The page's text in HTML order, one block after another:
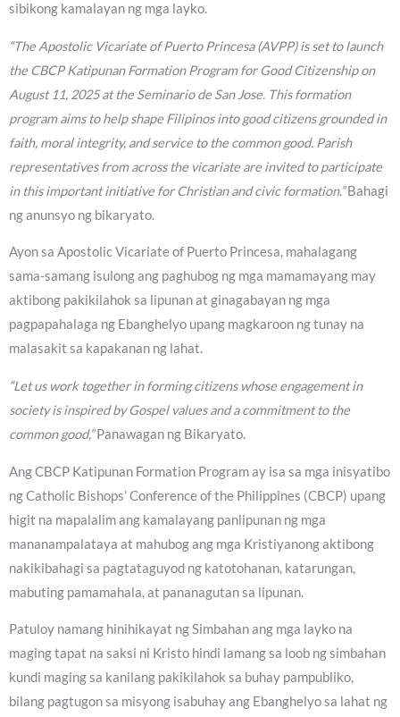
sibikong kamalayan ng mga layko.
“The Apostolic Vicariate of Puerto Princesa (AVPP) is set to launch
the CBCP Katipunan Formation Program for Good Citizenship on
August 11, 2025 at the Seminario de San Jose. This formation
program aims to help shape Filipinos into good citizens grounded in
faith, moral integrity, and service to the common good. Parish
representatives from across the vicariate are invited to participate
in this important initiative for Christian and civic formation.”Bahagi
ng anunsyo ng bikaryato.
Ayon sa Apostolic Vicariate of Puerto Princesa, mahalagang
sama-samang isulong ang paghubog ng mga mamamayang may
aktibong pakikilahok sa lipunan at ginagabayan ng mga
pagpapahalaga ng Ebanghelyo upang magkaroon ng tunay na
malasakit sa kapakanan ng lahat.
“Let us work together in forming citizens whose engagement in
society is inspired by Gospel values and a commitment to the
common good,”Panawagan ng Bikaryato.
Ang CBCP Katipunan Formation Program ay isa sa mga inisyatibo
ng Catholic Bishops’ Conference of the Philippines (CBCP) upang
higit na mapalalim ang kamalayang panlipunan ng mga
mananampalataya at mahubog ang mga Kristiyanong aktibong
nakikibahagi sa pagtataguyod ng katotohanan, katarungan,
mabuting pamamahala, at pananagutan sa lipunan.
Patuloy namang hinihikayat ng Simbahan ang mga layko na
maging tapat na saksi ni Kristo hindi lamang sa loob ng simbahan
kundi maging sa kanilang pakikilahok sa buhay pampubliko,
bilang pagtugon sa misyong isabuhay ang Ebanghelyo sa lahat ng